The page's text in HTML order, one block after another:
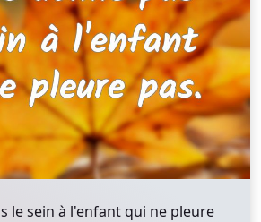
le sein à l'enfant qui ne pleure